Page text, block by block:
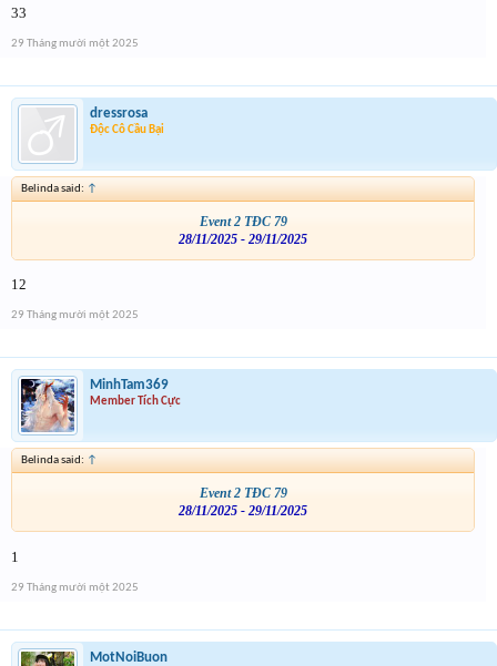
33
29 Tháng mười một 2025
dressrosa
Độc Cô Cầu Bại
Belinda said: ↑
Event 2 TĐC 79
28/11/2025 - 29/11/2025
12
29 Tháng mười một 2025
MinhTam369
Member Tích Cực
Belinda said: ↑
Event 2 TĐC 79
28/11/2025 - 29/11/2025
1
29 Tháng mười một 2025
MotNoiBuon